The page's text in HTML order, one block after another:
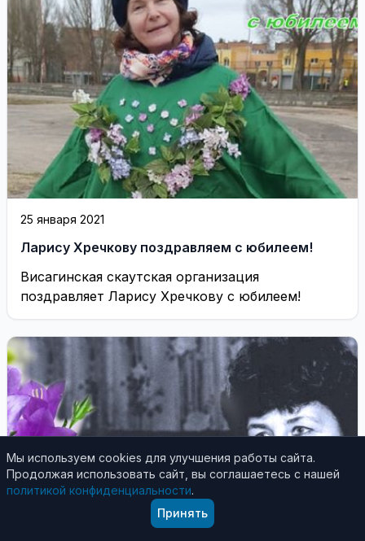
25 января 2021
Ларису Хречкову поздравляем с юбилеем!
Висагинская скаутская организация
поздравляет Ларису Хречкову с юбилеем!
Мы используем cookies для улучшения работы сайта.
Продолжая использовать сайт, вы соглашаетесь с нашей
политикой конфиденциальности.
Принять